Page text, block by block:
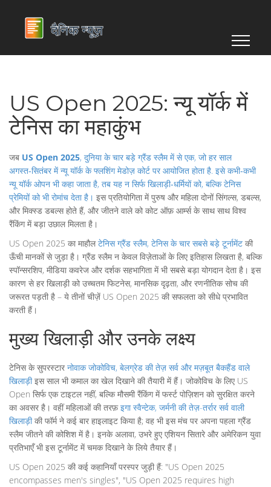
US Open 2025: न्यू यॉर्क में
टेनिस का महाकुंभ
जब US Open 2025, दुनिया के चार बड़े ग्रैंड स्लैम में से एक, जो हर साल
अगस्त‑सितंबर में न्यू यॉर्क के फ्लशिंग मेडोज़ कोर्ट पर आयोजित होता है. इसे कभी‑कभी
न्यू यॉर्क ओपन भी कहा जाता है, तब यह न सिर्फ खिलाड़ी‑धर्मियों को, बल्कि टेनिस
प्रेमियों को भी रोमांच देता है। इस प्रतियोगिता में पुरुष और महिला दोनों सिंगल्स, डबल्स,
और मिक्स्ड डबल्स होते हैं, और जीतने वाले को कोट ऑफ़ आर्म्स के साथ साथ विश्व
रैंकिंग में बड़ा उछाल मिलता है।
US Open 2025 का माहौलटेनिस ग्रैंड स्लैम, टेनिस के चार सबसे बड़े टूर्नामेंट की
ऊँची मानकों से जुड़ा है। ग्रैंड स्लैम न केवल विज़ेताओं के लिए इतिहास लिखता है, बल्कि
स्पॉन्सरशिप, मीडिया कवरेज और दर्शक सहभागिता में भी सबसे बड़ा योगदान देता है। इस
कारण से हर खिलाड़ी को उच्चतम फिटनेस, मानसिक दृढ़ता, और रणनीतिक सोच की
जरूरत पड़ती है – ये तीनों चीज़ें US Open 2025 की सफलता को सीधे प्रभावित
करती हैं।
मुख्य खिलाड़ी और उनके लक्ष्य
टेनिस के सुपरस्टार नोवाक जोकोविच, बेलग्रेड की तेज़ सर्व और मज़बूत बैकहैंड वाले
खिलाड़ीइस साल भी कमाल का खेल दिखाने की तैयारी में हैं। जोकोविच के लिए US
Open सिर्फ एक टाइटल नहीं, बल्कि मौसमी रैंकिंग में फर्स्ट पोज़िशन को सुरक्षित करने
का अवसर है। वहीं महिलाओं की तरफ़इगा स्वैन्टेक, जर्मनी की तेज़-तर्रार सर्व वाली
खिलाड़ीकी फॉर्म ने कई बार हाइलाइट किया है; वह भी इस मंच पर अपना पहला ग्रैंड
स्लैम जीतने की कोशिश में है। इनके अलावा, उभरे हुए एशियन सितारे और अमेरिकन युवा
प्रतिभाएँ भी इस टूर्नामेंट में चमक दिखाने के लिये तैयार हैं।
US Open 2025 की कई कहानियाँ परस्पर जुड़ी हैं: "US Open 2025
encompasses men's singles", "US Open 2025 requires high